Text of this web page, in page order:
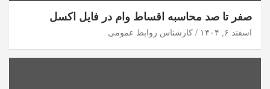
صفر تا صد محاسبه اقساط وام در فایل اکسل
اسفند ۶, ۱۴۰۴ کارشناس روابط عمومی